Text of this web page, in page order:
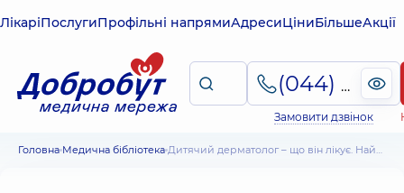
ЛікаріПослугиПрофільні напрямиАдресиЦіниБільшеАкції
(044) 495-2-888
Замовити дзвінок
Головна Медична бібліотека Дитячий дерматолог – що він лікує. Найпоширеніші шкірні захворювання у дітей